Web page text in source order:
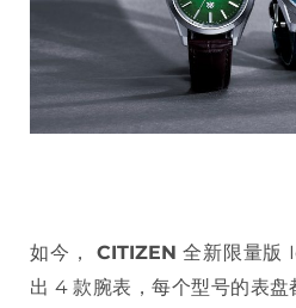
如今， CITIZEN 全新限量版
出 4 款腕表，每个型号的表